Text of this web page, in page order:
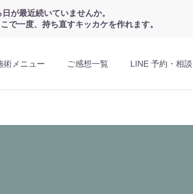
が最近続いていませんか。
で一度、持ち直すキッカケを作れます。
術メニュー ご感想一覧 LINE 予約・相談